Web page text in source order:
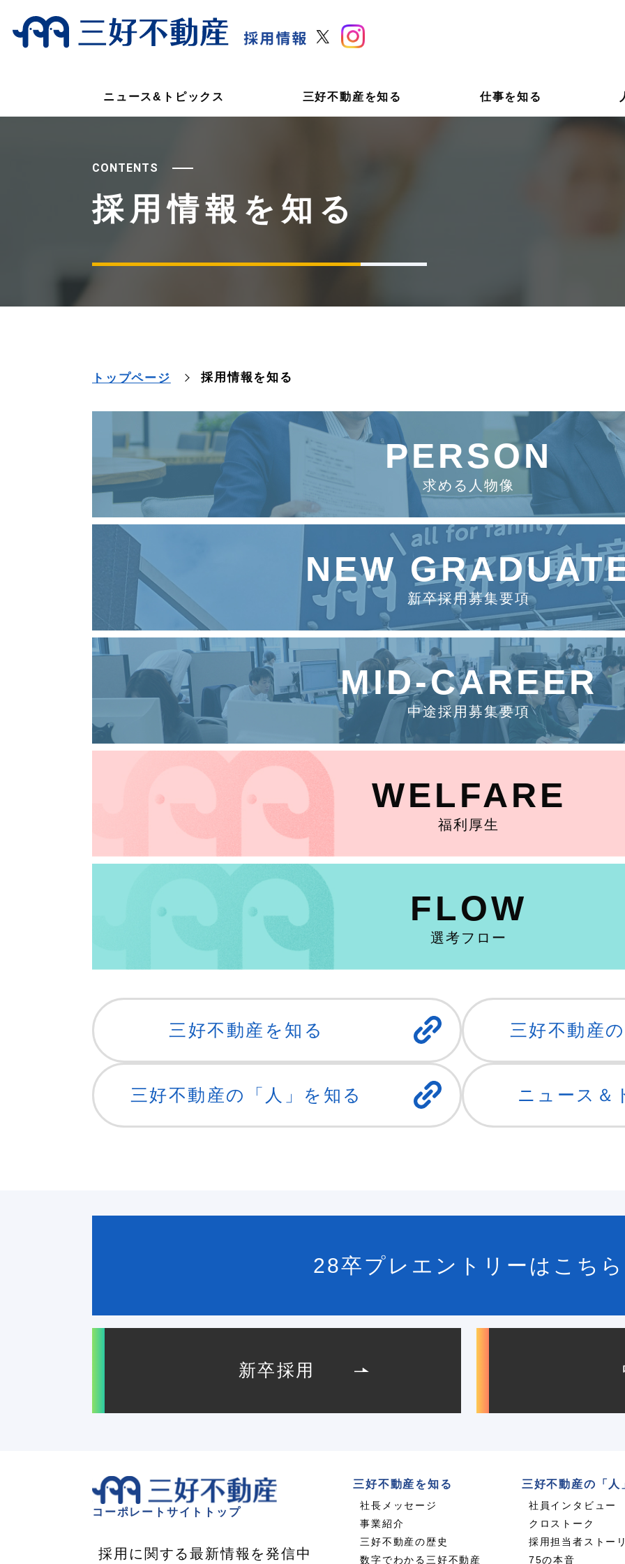
ニュース&トピックス 三好不動産を知る 仕事を知る
CONTENTS
採用情報を知る
トップページ 採用情報を知る
PERSON
求める人物像
NEW
新卒採用募集要項
MID-CAREER
中途採用募集要項
WELFARE
福利厚生
FLOW
選考フロー
三好不動産を知る 三好不動産
三好不動産の「人」を知る ニュース＆
28卒プレエントリーはこちら
新卒採用
コーポレートサイトトップ
採用に関する最新情報を発信中
三好不動産を知る
社長メッセージ
事業紹介
三好不動産の歴史
数字でわかる三好不動産
三好不動産の「人
社員インタビュー
クロストーク
採用担当者ストー
75の本音